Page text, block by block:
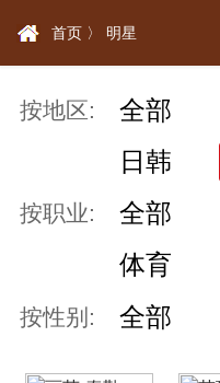
首页 〉 明星
按地区: 全部
日韩
按职业: 全部
体育
按性别: 全部